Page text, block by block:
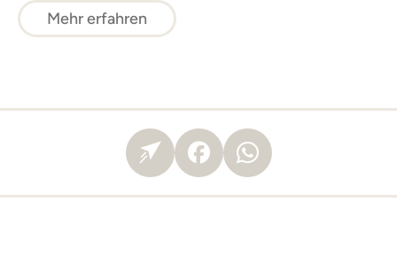
Mehr erfahren